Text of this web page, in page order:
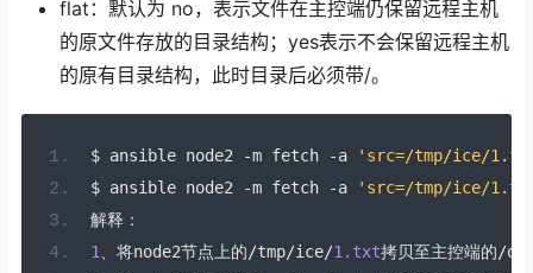
flat：默认为 no，表示文件在主控端仍保留远程主机
的原文件存放的目录结构；yes表示不会保留远程主机
的原有目录结构，此时目录后必须带/。
$ ansible node2 -m fetch -a
'src=/tmp/ice/
$ ansible node2
-m fetch -a
'src=/tmp/ice/
解释：
1、将node2节点上的/tmp/ice/1.txt拷贝至主控端的/